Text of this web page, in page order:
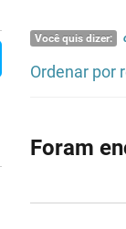
Você quis dizer:
Ordenar por
Foram